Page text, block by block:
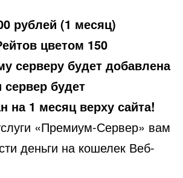
рублей (1 месяц)
цветом 150
серверу будет добавлена
сервер будет
на 1 месяц верху сайта!
«Премиум-Сервер» вам
деньги на кошелек Веб-